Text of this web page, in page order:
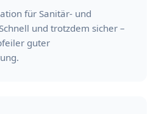
für Sanitär- und
und trotzdem sicher –
guter